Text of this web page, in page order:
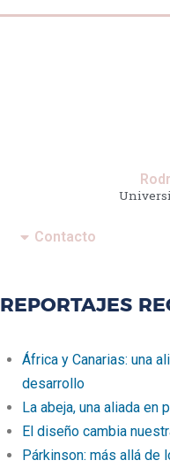
Contacto
REPORTAJES
África y Canarias: una
desarrollo
La abeja, una aliada en
El diseño cambia
Párkinson: más allá de